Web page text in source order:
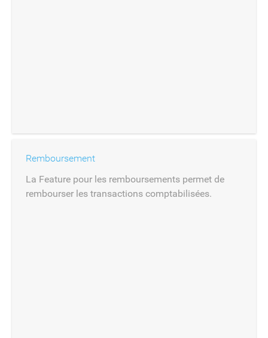
Remboursement
La Feature pour les remboursements permet de
rembourser les transactions comptabilisées.